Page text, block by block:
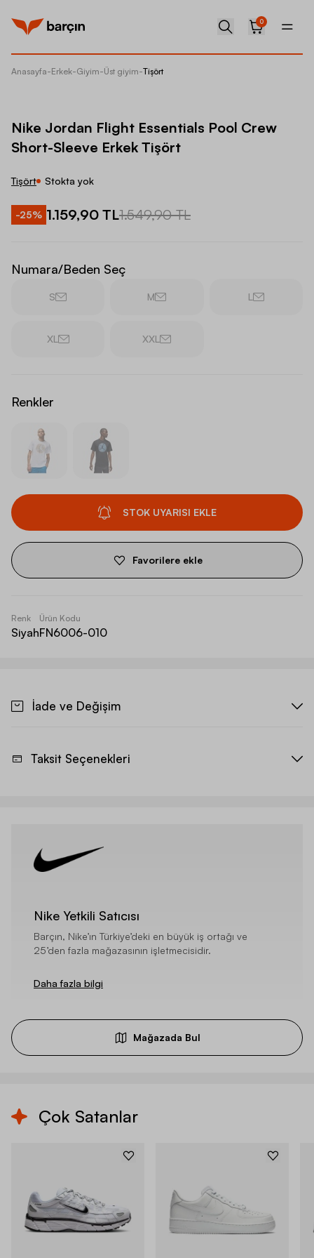
0
Anasayfa-Erkek-Giyim-Üst giyim-Tişört
Nike Jordan Flight Essentials Pool Crew
Short-Sleeve Erkek Tişört
Tişört Stokta yok
-25% 1.159,90 TL1.549,90 TL
Numara/Beden Seç
S M L
XL XXL
Renkler
STOK UYARISI EKLE
Favorilere ekle
Renk
Siyah
Ürün Kodu
FN6006-010
İade ve Değişim
Taksit Seçenekleri
Nike Yetkili Satıcısı
Barçın, Nike’ın Türkiye’deki en büyük iş ortağı ve
25’den fazla mağazasının işletmecisidir.
Daha fazla bilgi
Mağazada Bul
Çok Satanlar